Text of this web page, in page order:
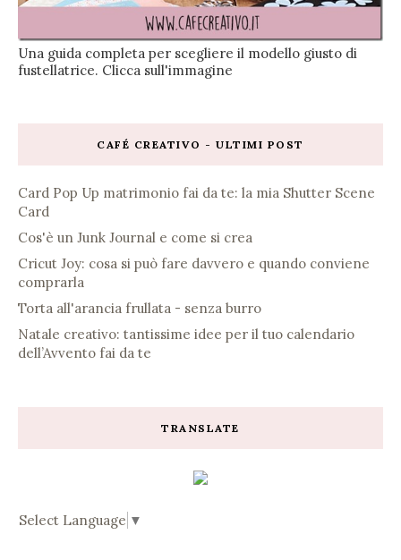
Una guida completa per scegliere il modello giusto di
fustellatrice. Clicca sull'immagine
CAFÉ CREATIVO - ULTIMI POST
Card Pop Up matrimonio fai da te: la mia Shutter Scene
Card
Cos'è un Junk Journal e come si crea
Cricut Joy: cosa si può fare davvero e quando conviene
comprarla
Torta all'arancia frullata - senza burro
Natale creativo: tantissime idee per il tuo calendario
dell’Avvento fai da te
TRANSLATE
Select Language ▼